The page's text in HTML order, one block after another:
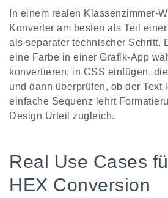
In einem realen Klassenzimmer-
Konverter am besten als Teil
als separater technischer Schritt.
eine Farbe in einer Grafik-App
konvertieren, in CSS einfügen,
und dann überprüfen, ob der Text
einfache Sequenz lehrt
Design Urteil zugleich.
Real Use Cases
HEX Conversion